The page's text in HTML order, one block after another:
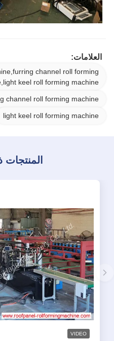
العلامات:
channel roll forming
keel roll forming machine
channel roll forming machine
light keel roll forming machine
VIDEO